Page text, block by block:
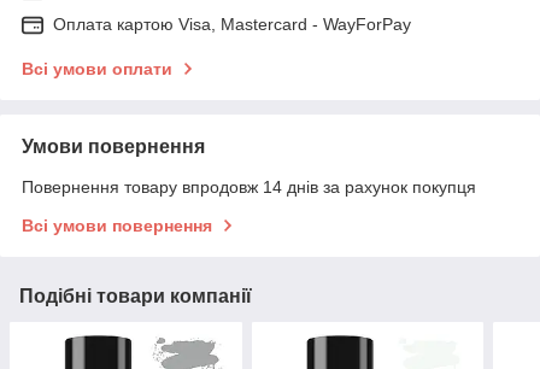
Оплата картою Visa, Mastercard - WayForPay
Всі умови оплати
Умови повернення
Повернення товару впродовж 14 днів за рахунок покупця
Всі умови повернення
Подібні товари компанії